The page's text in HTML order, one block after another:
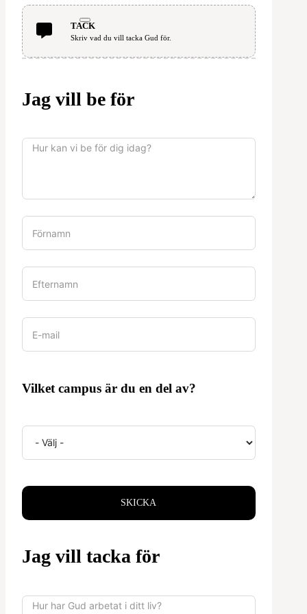
TACK
Skriv vad du vill tacka Gud för.
Jag vill be för
Vilket campus är du en del av?
SKICKA
Jag vill tacka för